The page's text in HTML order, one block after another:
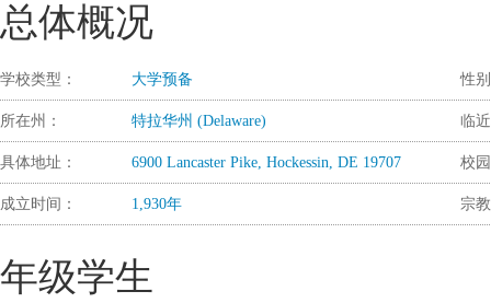
总体概况
学校类型： 大学预备 性
所在州： 特拉华州 (Delaware) 临
具体地址： 6900 Lancaster Pike, Hockessin, DE 19707 校
成立时间： 1,930年 宗
年级学生